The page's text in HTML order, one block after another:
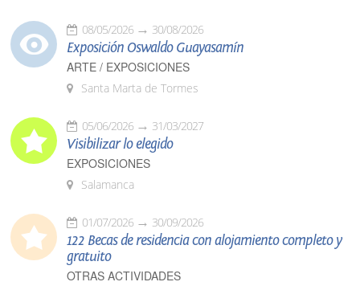
08/05/2026 30/08/2026
Exposición Oswaldo Guayasamín
ARTE / EXPOSICIONES
Santa Marta de Tormes
05/06/2026 31/03/2027
Visibilizar lo elegido
EXPOSICIONES
Salamanca
01/07/2026 30/09/2026
122 Becas de residencia con alojamiento completo y
gratuito
OTRAS ACTIVIDADES